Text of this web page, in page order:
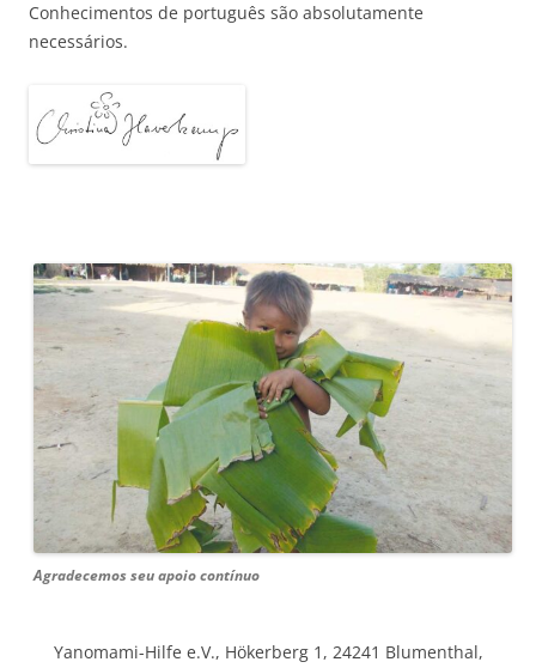
Conhecimentos de português são absolutamente
necessários.
Agradecemos seu apoio contínuo
Yanomami-Hilfe e.V., Hökerberg 1, 24241 Blumenthal,